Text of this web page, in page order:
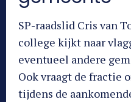
SP-raadslid Cris van
college kijkt naar
eventueel andere
Ook vraagt de fractie
tijdens de